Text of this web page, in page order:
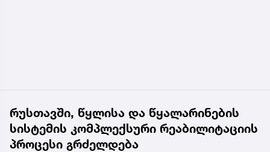
რუსთავში, წყლისა და წყალარინების
სისტემის კომპლექსური რეაბილიტაციის
პროცესი გრძელდება